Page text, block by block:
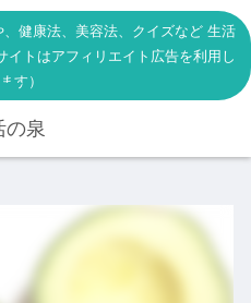
健康法、美容法、クイズなど 生活
トはアフィリエイト広告を利用し
す）
の泉